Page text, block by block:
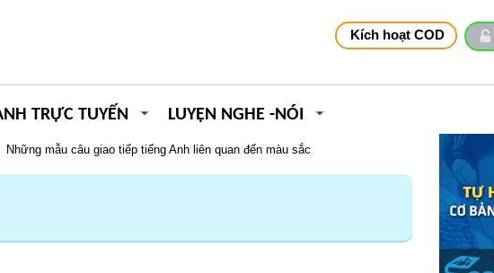
Kích hoạt COD
TRỰC TUYẾN LUYỆN NGHE -NÓI
Những mẫu câu giao tiếp tiếng Anh liên quan đến màu sắc